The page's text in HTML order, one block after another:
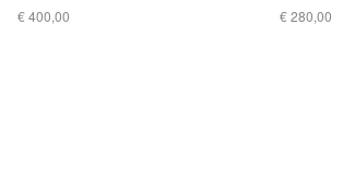
€ 400,00
€ 280,00